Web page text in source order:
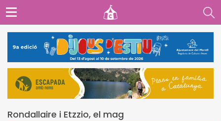
Rondallaire i Etzzio, el mag